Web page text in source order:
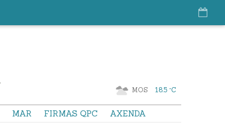
MOS 18.5 °C
MAR FIRMAS QPC AXENDA